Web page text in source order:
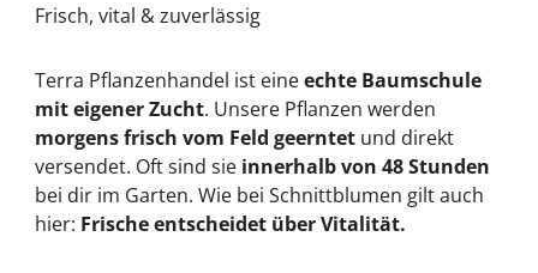
Frisch, vital & zuverlässig
Terra Pflanzenhandel ist eineechte Baumschule
mit eigener Zucht. Unsere Pflanzen werden
morgens frisch vom Feld geerntetund direkt
versendet. Oft sind sie innerhalb von 48 Stunden
bei dir im Garten. Wie bei Schnittblumen gilt auch
hier: Frische entscheidet über Vitalität.